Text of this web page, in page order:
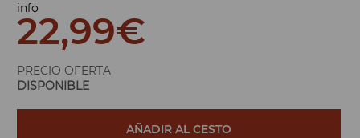
info
22,99€
PRECIO OFERTA
DISPONIBLE
AÑADIR AL CESTO